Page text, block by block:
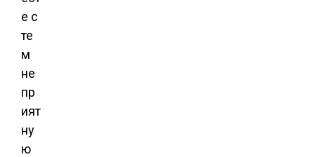
е с
те
м
не
пр
ият
ну
ю